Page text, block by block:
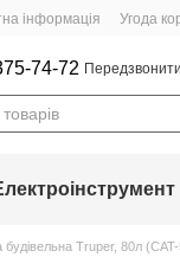
інформація Угода
74-72
будівельна Truper, 80л